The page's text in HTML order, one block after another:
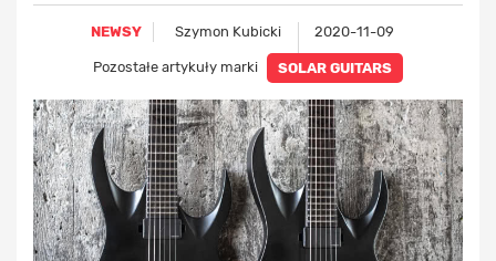
NEWSY Szymon Kubicki 2020-11-09
Pozostałe artykuły marki SOLAR GUITARS